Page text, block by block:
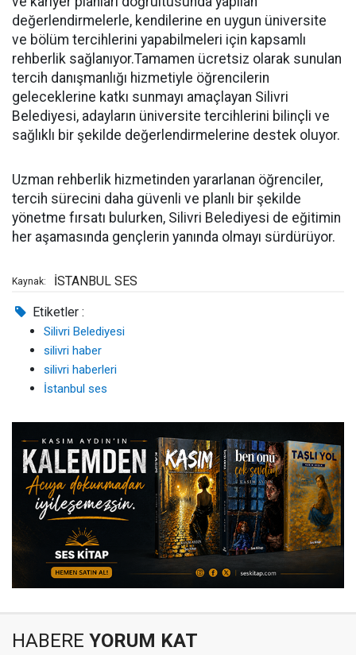
değerlendirmelerle, kendilerine en uygun üniversite
ve bölüm tercihlerini yapabilmeleri için kapsamlı
rehberlik sağlanıyor.Tamamen ücretsiz olarak sunulan
tercih danışmanlığı hizmetiyle öğrencilerin
geleceklerine katkı sunmayı amaçlayan Silivri
Belediyesi, adayların üniversite tercihlerini bilinçli ve
sağlıklı bir şekilde değerlendirmelerine destek oluyor.
Uzman rehberlik hizmetinden yararlanan öğrenciler,
tercih sürecini daha güvenli ve planlı bir şekilde
yönetme fırsatı bulurken, Silivri Belediyesi de eğitimin
her aşamasında gençlerin yanında olmayı sürdürüyor.
Kaynak: İSTANBUL SES
Etiketler :
Silivri Belediyesi
silivri haber
silivri haberleri
İstanbul ses
HABERE YORUM KAT